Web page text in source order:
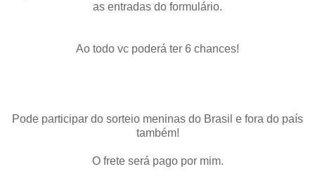
as entradas do formulário.
Ao todo vc poderá ter 6 chances!
Pode participar do sorteio meninas do Brasil e fora do país
também!
O frete será pago por mim.